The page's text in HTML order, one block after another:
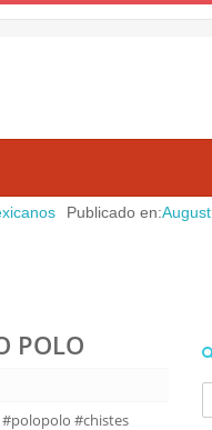
Publicado en:August 06, 2026
POLO
#chistes